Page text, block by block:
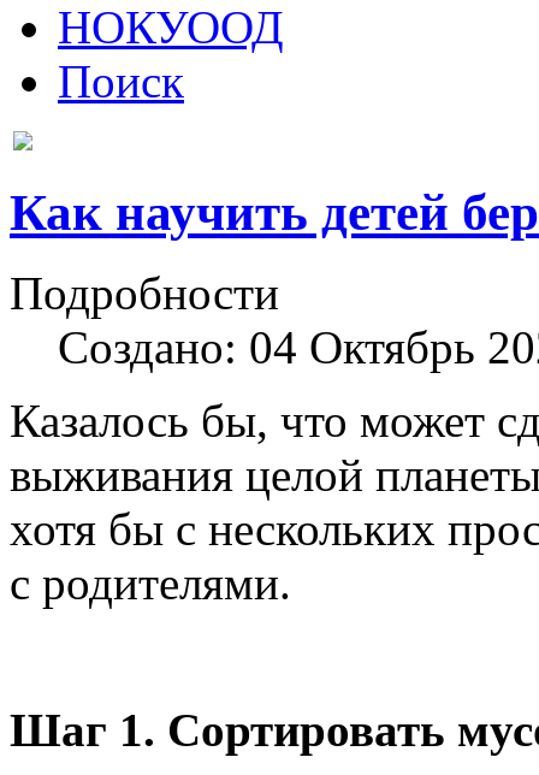
НОКУООД
Поиск
Как научить детей
Подробности
Создано: 04 Октябрь
Казалось бы, что может
выживания целой
хотя бы с нескольких
с родителями.
Шаг 1. Сортировать